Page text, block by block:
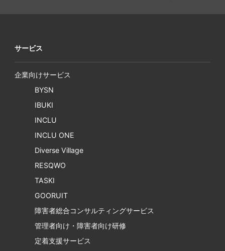
サービス
企業向けサービス
BYSN
IBUKI
INCLU
INCLU ONE
Diverse Village
RESQWO
TASKI
GOORUIT
障害者総合コンサルティングサービス
管理者向け・障害者向け研修
定着支援サービス